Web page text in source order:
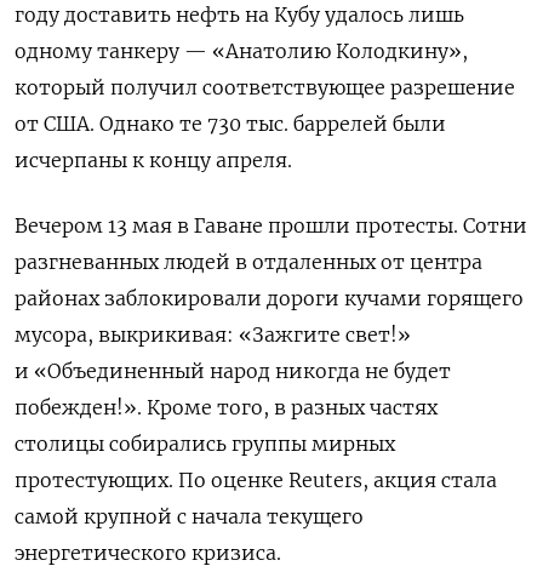
году доставить нефть на Кубу удалось лишь
одному танкеру — «Анатолию Колодкину»,
который получил соответствующее разрешение
от США. Однако те 730 тыс. баррелей были
исчерпаны к концу апреля.
Вечером 13 мая в Гаване прошли протесты. Сотни
разгневанных людей в отдаленных от центра
районах заблокировали дороги кучами горящего
мусора, выкрикивая: «Зажгите свет!»
и «Объединенный народ никогда не будет
побежден!». Кроме того, в разных частях
столицы собирались группы мирных
протестующих. По оценке Reuters, акция стала
самой крупной с начала текущего
энергетического кризиса.